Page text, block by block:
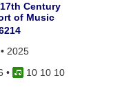
Century
of Music
2025
•
10 10 10